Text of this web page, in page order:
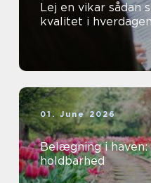
Lej en vikar sådan skaber du tryghed og
kvalitet i hverdagen
01. June 2026
Belægning i
holdbarhed